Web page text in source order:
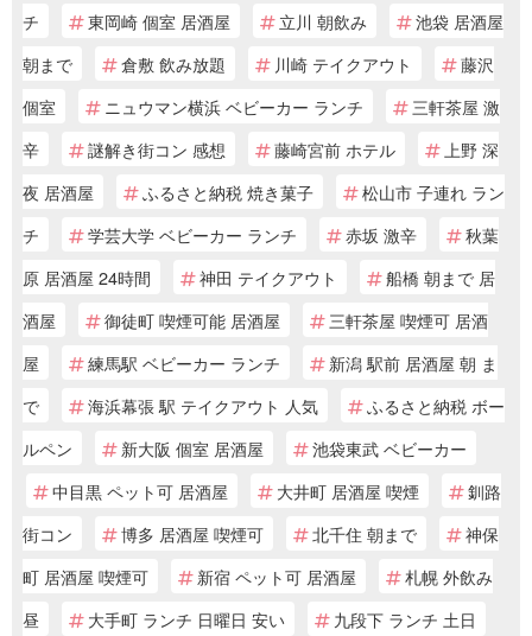
チ
東岡崎 個室 居酒屋 立川 朝飲み
池袋 居酒屋
朝まで
倉敷 飲み放題 川崎 テイクアウト
藤沢
個室
ニュウマン横浜 ベビーカー ランチ
三軒茶屋 激
辛
謎解き街コン 感想 藤崎宮前 ホテル
上野 深
夜 居酒屋
ふるさと納税 焼き菓子
松山市 子連れ ラン
チ
学芸大学 ベビーカー ランチ 赤坂 激辛
秋葉
原 居酒屋 24時間
神田 テイクアウト
船橋 朝まで 居
酒屋
御徒町 喫煙可能 居酒屋
三軒茶屋 喫煙可 居酒
屋
練馬駅 ベビーカー ランチ
新潟 駅前 居酒屋 朝 ま
で
海浜幕張 駅 テイクアウト 人気
ふるさと納税 ボー
ルペン
新大阪 個室 居酒屋
池袋東武 ベビーカー
中目黒 ペット可 居酒屋
大井町 居酒屋 喫煙
釧路
街コン
博多 居酒屋 喫煙可 北千住 朝まで
神保
町 居酒屋 喫煙可
新宿 ペット可 居酒屋
札幌 外飲み
昼
大手町 ランチ 日曜日 安い 九段下 ランチ 土日